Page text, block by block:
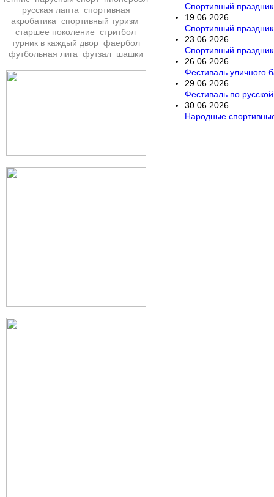
русская лапта спортивная
акробатика спортивный туризм
старшее поколение стритбол
турник в каждый двор фаербол
футбольная лига футзал шашки
Спортивный праздник
19 06 2026
Спортивный
23 06 2026
Спортивный праздник
26 06 2026
Фестиваль уличного
29 06 2026
Фестиваль по
30 06 2026
Народные